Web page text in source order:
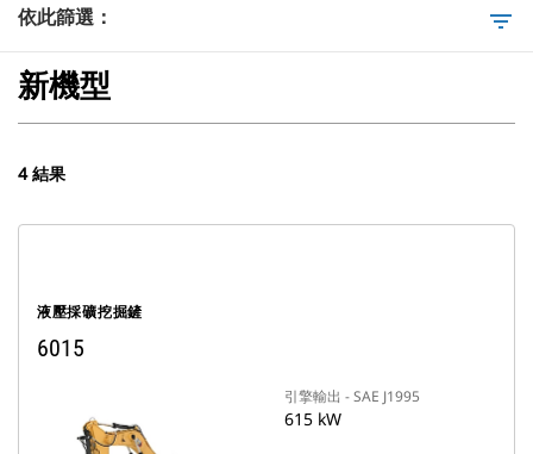
依此篩選： filter_list
新機型
4 結果
液壓採礦挖掘鏟
6015
引擎輸出 - SAE J1995
615 kW